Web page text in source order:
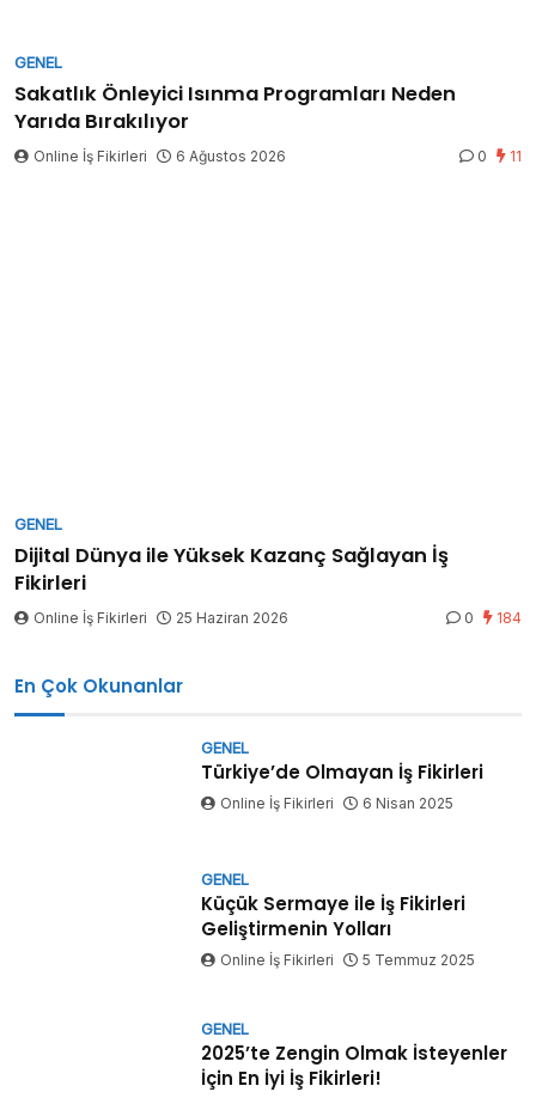
GENEL
Sakatlık Önleyici Isınma Programları Neden
Yarıda Bırakılıyor
Online İş Fikirleri 6 Ağustos 2026 0 11
GENEL
Dijital Dünya ile Yüksek Kazanç Sağlayan İş
Fikirleri
Online İş Fikirleri 25 Haziran 2026 0 184
En Çok Okunanlar
GENEL
Türkiye’de Olmayan İş Fikirleri
Online İş Fikirleri 6 Nisan 2025
GENEL
Küçük Sermaye ile İş Fikirleri
Geliştirmenin Yolları
Online İş Fikirleri 5 Temmuz 2025
GENEL
2025’te Zengin Olmak İsteyenler
İçin En İyi İş Fikirleri!